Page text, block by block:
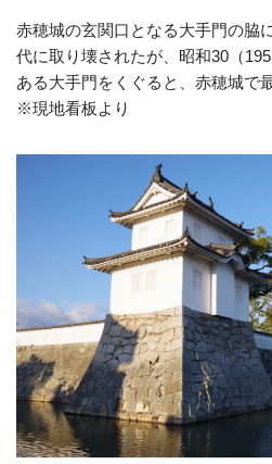
赤穂城の玄関口となる大手門の脇
代に取り壊されたが、昭和30（
ある大手門をくぐると、赤穂城で
※現地看板より